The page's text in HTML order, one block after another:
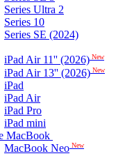
Series Ultra 2
Series 10
Series SE (2024)
iPad Air 11'' (2026) New
iPad Air 13'' (2026) New
iPad
iPad Air
iPad Pro
iPad mini
MacBook
MacBook Neo New